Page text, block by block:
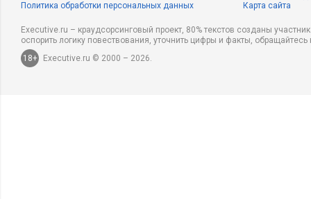
Политика обработки персональных данных
Карта сайта
Executive.ru – краудсорсинговый проект, 80% текстов созданы
оспорить логику повествования, уточнить цифры и факты,
18+
Executive.ru © 2000 – 2026.